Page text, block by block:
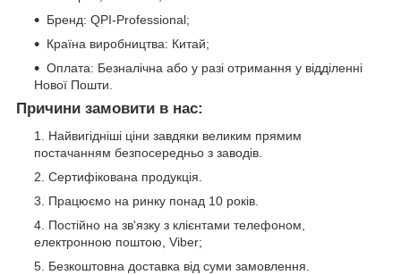
Бренд: QPI-Professional;
Країна виробництва: Китай;
Оплата: Безналічна або у разі отримання у відділенні
Нової Пошти.
Причини замовити в нас:
Найвигідніші ціни завдяки великим прямим
постачанням безпосередньо з заводів.
Сертифікована продукція.
Працюємо на ринку понад 10 років.
Постійно на зв'язку з клієнтами телефоном,
електронною поштою, Viber;
Безкоштовна доставка від суми замовлення.